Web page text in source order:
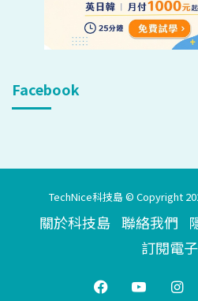
Facebook
TechNice科技島 © Copyright
關於科技島 聯絡我們
訂閱電